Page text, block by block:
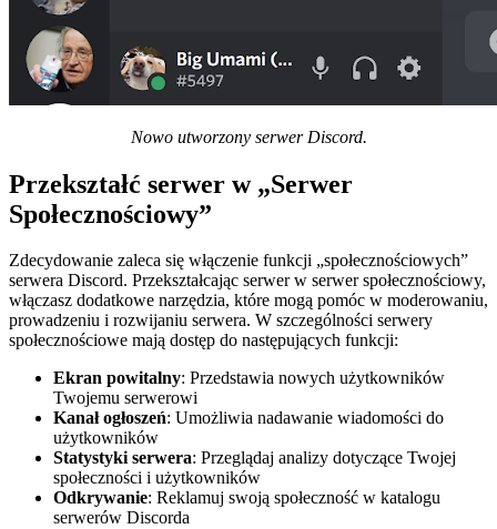
Nowo utworzony serwer Discord.
Przekształć serwer w „Serwer
Społecznościowy”
Zdecydowanie zaleca się włączenie funkcji „społecznościowych”
serwera Discord. Przekształcając serwer w serwer społecznościowy,
włączasz dodatkowe narzędzia, które mogą pomóc w moderowaniu,
prowadzeniu i rozwijaniu serwera. W szczególności serwery
społecznościowe mają dostęp do następujących funkcji:
Ekran powitalny: Przedstawia nowych użytkowników
Twojemu serwerowi
Kanał ogłoszeń: Umożliwia nadawanie wiadomości do
użytkowników
Statystyki serwera: Przeglądaj analizy dotyczące Twojej
społeczności i użytkowników
Odkrywanie: Reklamuj swoją społeczność w katalogu
serwerów Discorda